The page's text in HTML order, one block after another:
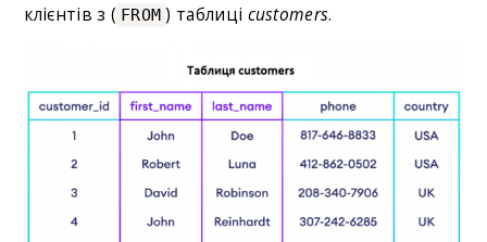
клієнтів з ( FROM ) таблиці customers.